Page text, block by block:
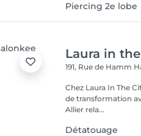
Piercing 2e lobe
Laura in
191, Rue de Hamm
Chez Laura In The
de transformation
Allier rela...
Détatouage